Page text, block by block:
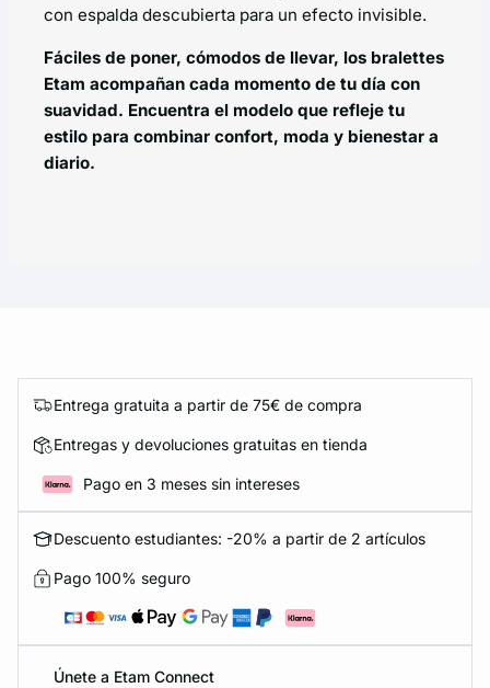
con espalda descubierta para un efecto invisible.
Fáciles de poner, cómodos de llevar, los bralettes
Etam acompañan cada momento de tu día con
suavidad. Encuentra el modelo que refleje tu
estilo para combinar confort, moda y bienestar a
diario.
Entrega gratuita a partir de 75€ de compra
Entregas y devoluciones gratuitas en tienda
Pago en 3 meses sin intereses
Descuento estudiantes: -20% a partir de 2 artículos
Pago 100% seguro
Únete a Etam Connect